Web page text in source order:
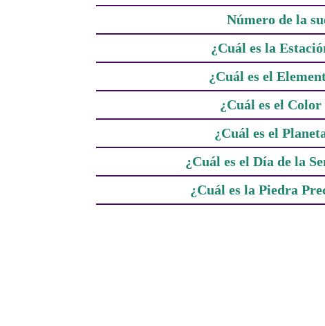
Número de la
¿Cuál es la
¿Cuál es el
¿Cuál es el
¿Cuál es el
¿Cuál es el Día de la
¿Cuál es la Piedra